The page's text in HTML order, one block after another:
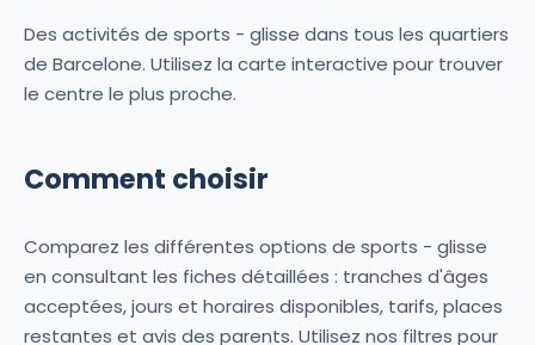
Des activités de sports - glisse dans tous les quartiers
de Barcelone. Utilisez la carte interactive pour trouver
le centre le plus proche.
Comment choisir
Comparez les différentes options de sports - glisse
en consultant les fiches détaillées : tranches d'âges
acceptées, jours et horaires disponibles, tarifs, places
restantes et avis des parents. Utilisez nos filtres pour